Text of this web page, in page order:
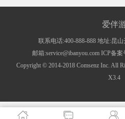
爱伴
联系电话:400-888-888 地址:昆
邮箱:service@ibanyou.com ICP备案
Copyright © 2014-2018 Comsenz Inc. All
X3.4